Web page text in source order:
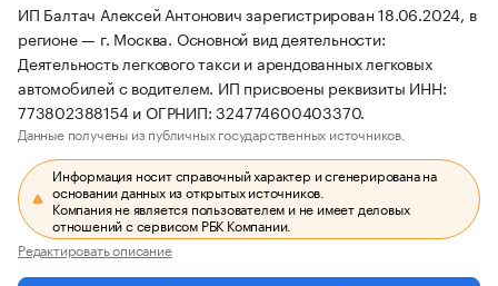
ИП Балтач Алексей Антонович зарегистрирован 18.06.2024, в
регионе — г. Москва. Основной вид деятельности:
Деятельность легкового такси и арендованных легковых
автомобилей с водителем. ИП присвоены реквизиты ИНН:
773802388154 и ОГРНИП: 324774600403370.
Данные получены из публичных государственных источников.
Информация носит справочный характер и сгенерирована на
основании данных из открытых источников.
Компания не является пользователем и не имеет деловых
отношений с сервисом РБК Компании.
Редактировать описание